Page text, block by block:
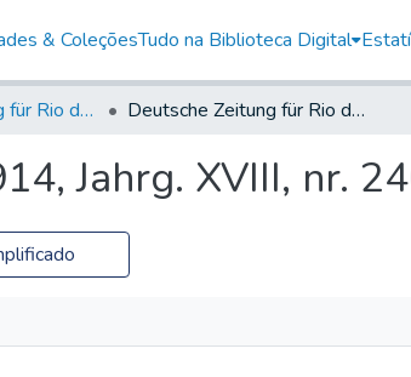
& ColeçõesTudo na Biblioteca Digital
Deutsche Zeitung für Rio de Janeiro Deutsche Zeitung für Rio de Janeiro, 1914, Jahrg. XVIII, nr. 246
Jahrg. XVIII, nr.